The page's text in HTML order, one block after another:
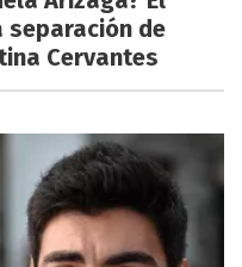
separación de
Cervantes